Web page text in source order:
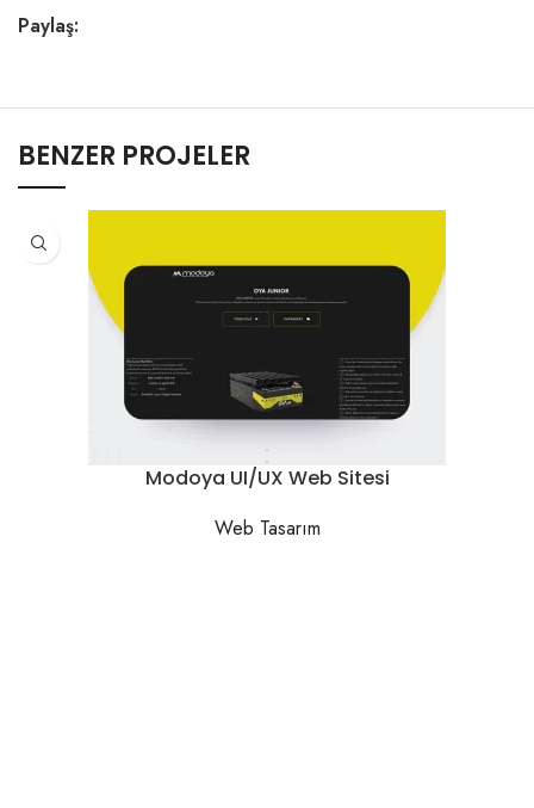
Paylaş:
BENZER PROJELER
Modoya UI/UX Web Sitesi
Web Tasarım